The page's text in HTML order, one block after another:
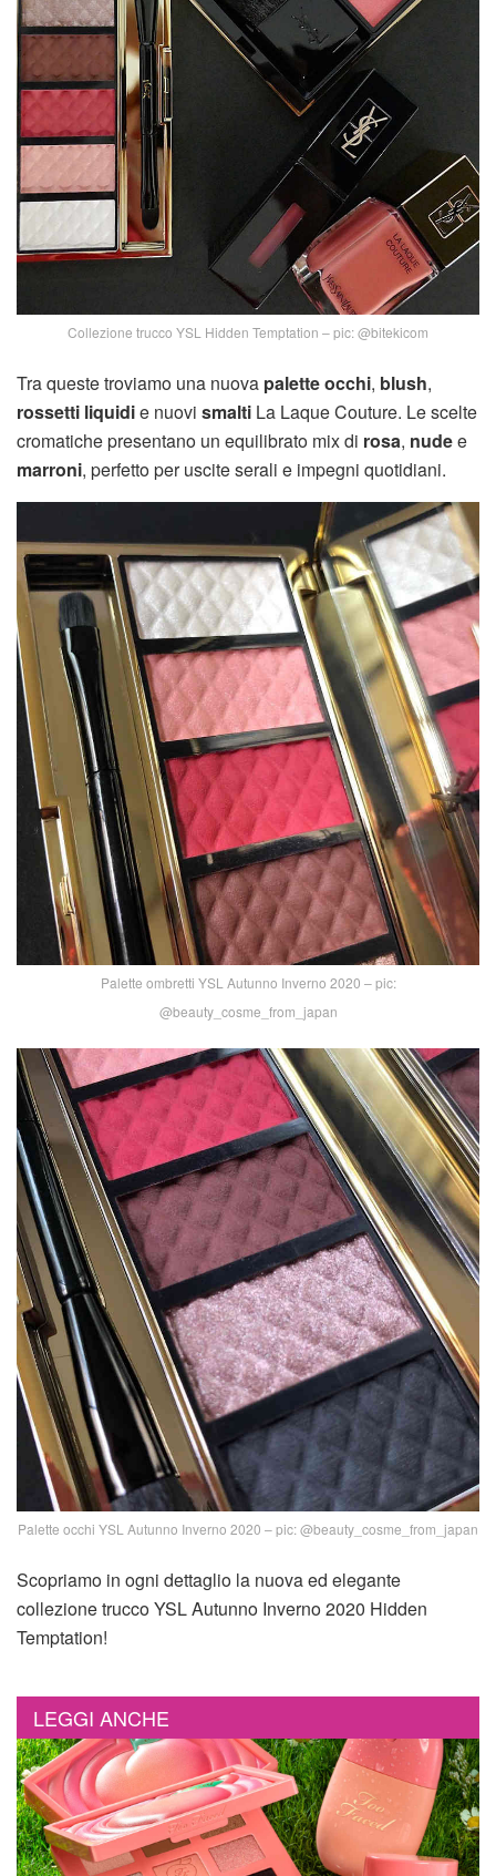
Collezione trucco YSL Hidden Temptation – pic: @bitekicom
Tra queste troviamo una nuova palette occhi, blush,
rossetti liquidie nuovi smalti La Laque Couture. Le scelte
cromatiche presentano un equilibrato mix di rosa, nudee
marroni, perfetto per uscite serali e impegni quotidiani.
Palette ombretti YSL Autunno Inverno 2020 – pic:
@beauty_cosme_from_japan
Palette occhi YSL Autunno Inverno 2020 – pic: @beauty_cosme_from_japan
Scopriamo in ogni dettaglio la nuova ed elegante
collezione trucco YSL Autunno Inverno 2020 Hidden
Temptation!
LEGGI ANCHE